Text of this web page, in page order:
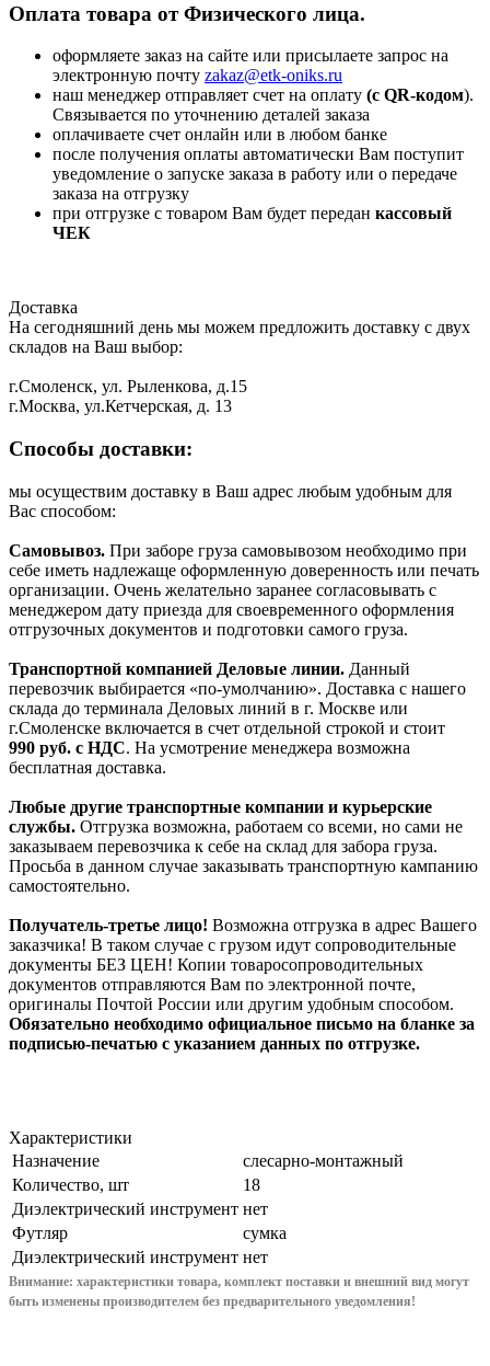
Оплата товара от Физического лица.
оформляете заказ на сайте или присылаете запрос на
электронную почту zakaz@etk-oniks.ru
наш менеджер отправляет счет на оплату (с QR-кодом).
Связывается по уточнению деталей заказа
оплачиваете счет онлайн или в любом банке
после получения оплаты автоматически Вам поступит
уведомление о запуске заказа в работу или о передаче
заказа на отгрузку
при отгрузке с товаром Вам будет передан кассовый
ЧЕК
Доставка
На сегодняшний день мы можем предложить доставку с двух
складов на Ваш выбор:
г.Смоленск, ул. Рыленкова, д.15
г.Москва, ул.Кетчерская, д. 13
Способы доставки:
мы осуществим доставку в Ваш адрес любым удобным для
Вас способом:
Самовывоз. При заборе груза самовывозом необходимо при
себе иметь надлежаще оформленную доверенность или печать
организации. Очень желательно заранее согласовывать с
менеджером дату приезда для своевременного оформления
отгрузочных документов и подготовки самого груза.
Транспортной компанией Деловые линии. Данный
перевозчик выбирается «по-умолчанию». Доставка с нашего
склада до терминала Деловых линий в г. Москве или
г.Смоленске включается в счет отдельной строкой и стоит
990 руб. с НДС. На усмотрение менеджера возможна
бесплатная доставка.
Любые другие транспортные компании и курьерские
службы. Отгрузка возможна, работаем со всеми, но сами не
заказываем перевозчика к себе на склад для забора груза.
Просьба в данном случае заказывать транспортную кампанию
самостоятельно.
Получатель-третье лицо! Возможна отгрузка в адрес Вашего
заказчика! В таком случае с грузом идут сопроводительные
документы БЕЗ ЦЕН! Копии товаросопроводительных
документов отправляются Вам по электронной почте,
оригиналы Почтой России или другим удобным способом.
Обязательно необходимо официальное письмо на бланке за
подписью-печатью с указанием данных по отгрузке.
Характеристики
Назначение
слесарно-монтажный
Количество, шт
18
Диэлектрический инструмент нет
Футляр
сумка
Диэлектрический инструмент нет
Внимание: характеристики товара, комплект поставки и внешний вид могут
быть изменены производителем без предварительного уведомления!